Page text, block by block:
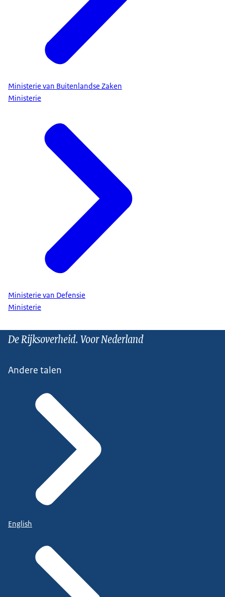
Ministerie van Buitenlandse Zaken
Ministerie
Ministerie van Defensie
Ministerie
De Rijksoverheid. Voor Nederland
Andere talen
English